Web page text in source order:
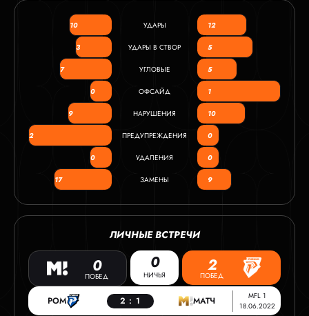
10 УДАРЫ 12
3 УДАРЫ В СТВОР 5
7 УГЛОВЫЕ 5
0 ОФСАЙД 1
9 НАРУШЕНИЯ 10
2 ПРЕДУПРЕЖДЕНИЯ 0
0 УДАЛЕНИЯ 0
17 ЗАМЕНЫ 9
ЛИЧНЫЕ ВСТРЕЧИ
0
ПОБЕД
0
НИЧЬЯ 2
ПОБЕД
MFL 1
18.06.2022
РОМ 2 : 1 МАТЧ